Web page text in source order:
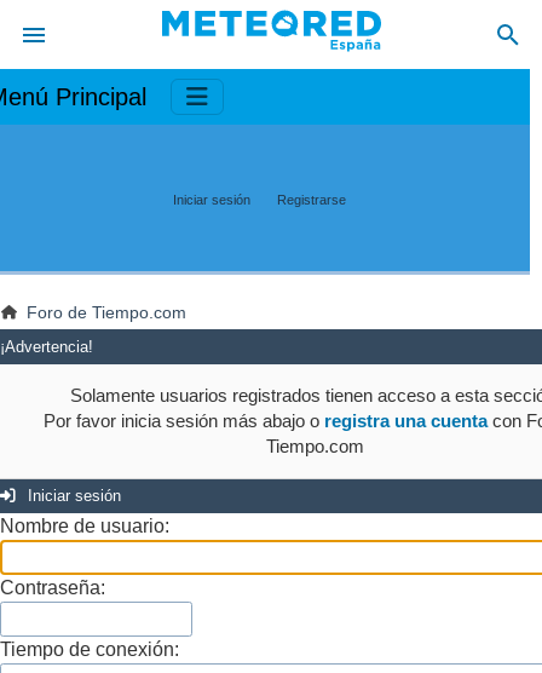
Principal
Iniciar sesión Registrarse
Foro de Tiempo.com
¡Advertencia!
Solamente usuarios registrados tienen acceso a esta
Por favor inicia sesión más abajo o registra una cuentacon
Tiempo.com
Iniciar sesión
Nombre de usuario:
Contraseña:
Tiempo de conexión: